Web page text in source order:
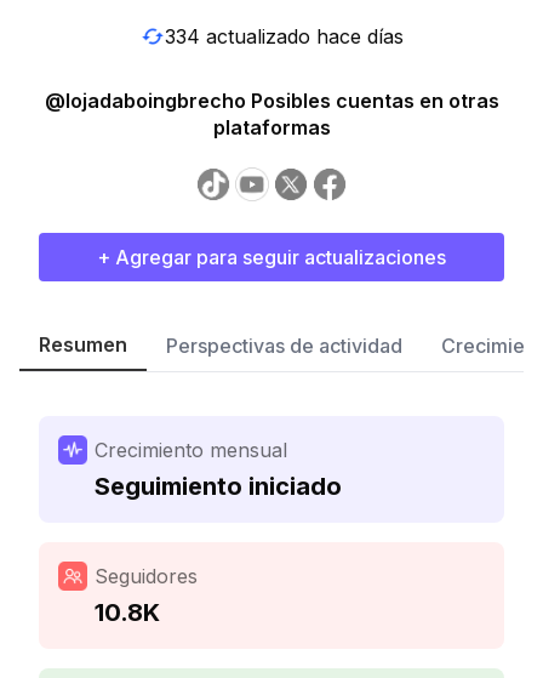
334 actualizado hace días
@lojadaboingbrecho Posibles cuentas en otras
plataformas
+ Agregar para seguir actualizaciones
Resumen Perspectivas de actividad
Crecimiento mensual
Seguimiento iniciado
Seguidores
10.8K